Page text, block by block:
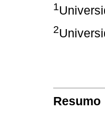
1
2
Resumo